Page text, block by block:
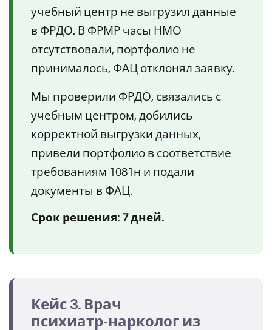
учебный центр не выгрузил данные
в ФРДО. В ФРМР часы НМО
отсутствовали, портфолио не
принималось, ФАЦ отклонял заявку.
Мы проверили ФРДО, связались с
учебным центром, добились
корректной выгрузки данных,
привели портфолио в соответствие
требованиям 1081н и подали
документы в ФАЦ.
Срок решения: 7 дней.
Кейс 3. Врач
психиатр‑нарколог из